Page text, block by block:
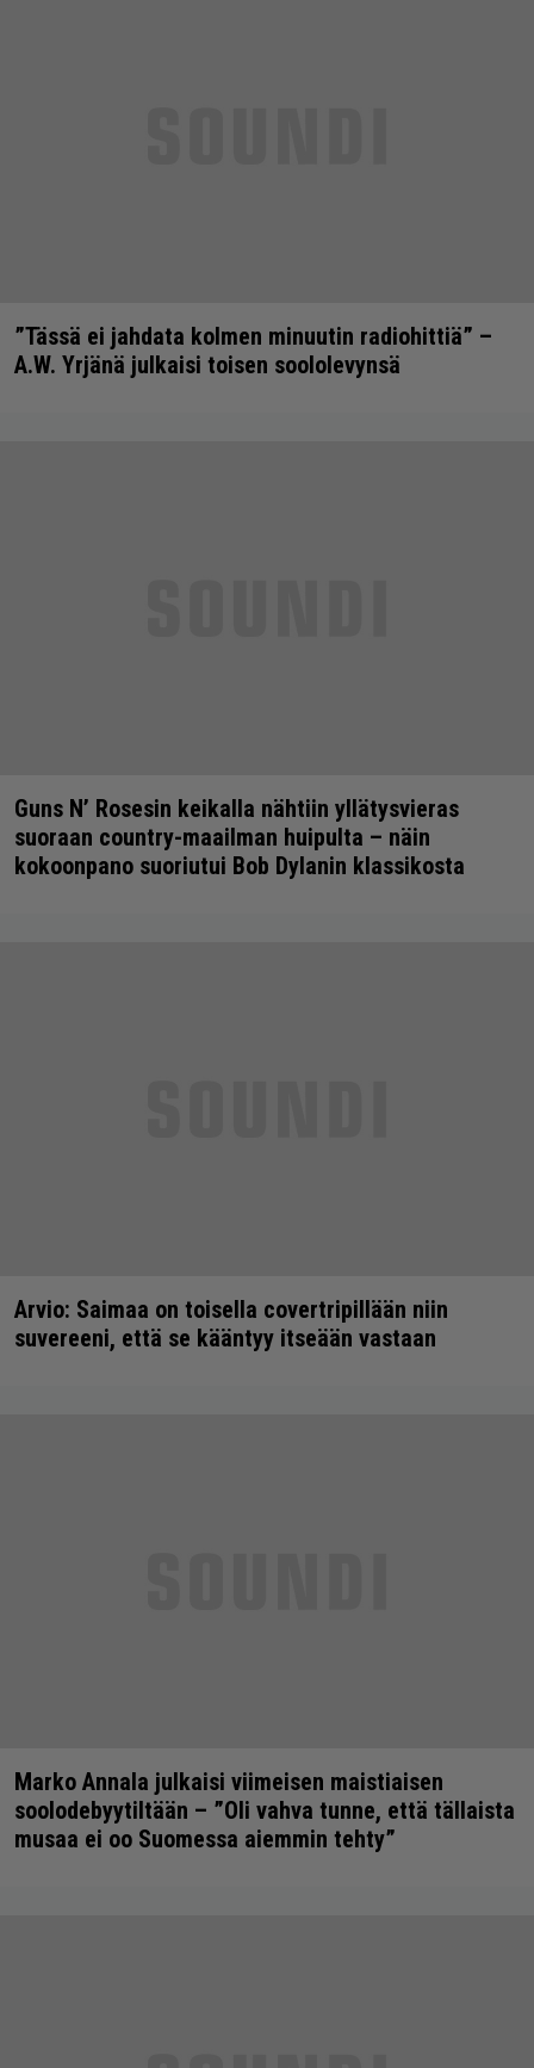
”Tässä ei jahdata kolmen minuutin radiohittiä” –
A.W. Yrjänä julkaisi toisen soololevynsä
Guns N’ Rosesin keikalla nähtiin yllätysvieras
suoraan country-maailman huipulta – näin
kokoonpano suoriutui Bob Dylanin klassikosta
Arvio: Saimaa on toisella covertripillään niin
suvereeni, että se kääntyy itseään vastaan
Marko Annala julkaisi viimeisen maistiaisen
soolodebyytiltään – ”Oli vahva tunne, että tällaista
musaa ei oo Suomessa aiemmin tehty”